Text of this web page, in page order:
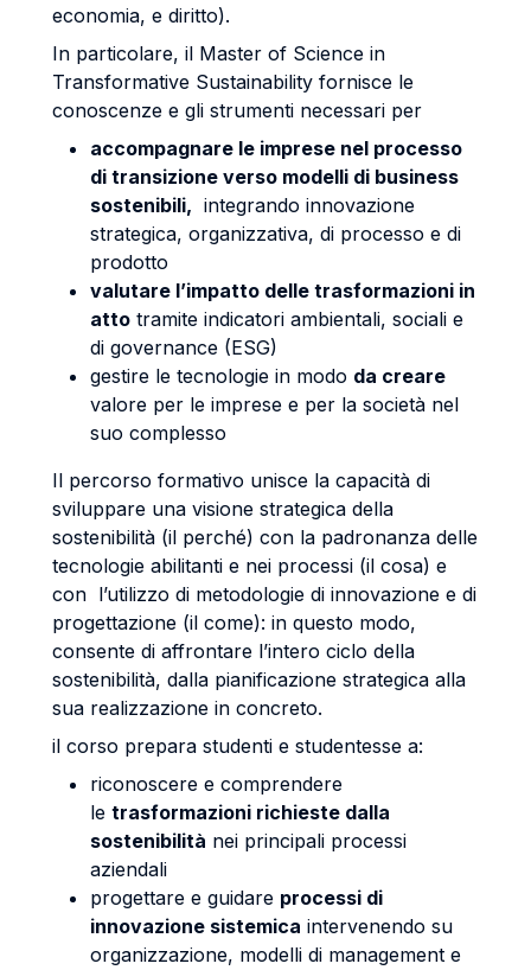
economia, e diritto).
In particolare, il Master of Science in
Transformative Sustainability fornisce le
conoscenze e gli strumenti necessari per
accompagnare le imprese nel processo
di transizione verso modelli di business
sostenibili, integrando innovazione
strategica, organizzativa, di processo e di
prodotto
valutare l’impatto delle trasformazioni in
atto tramite indicatori ambientali, sociali e
di governance (ESG)
gestire le tecnologie in modo da creare
valore per le imprese e per la società nel
suo complesso
Il percorso formativo unisce la capacità di
sviluppare una visione strategica della
sostenibilità (il perché) con la padronanza delle
tecnologie abilitanti e nei processi (il cosa) e
con l’utilizzo di metodologie di innovazione e di
progettazione (il come): in questo modo,
consente di affrontare l’intero ciclo della
sostenibilità, dalla pianificazione strategica alla
sua realizzazione in concreto.
il corso prepara studenti e studentesse a:
riconoscere e comprendere
le trasformazioni richieste dalla
sostenibilità nei principali processi
aziendali
progettare e guidare processi di
innovazione sistemica intervenendo su
organizzazione, modelli di management e